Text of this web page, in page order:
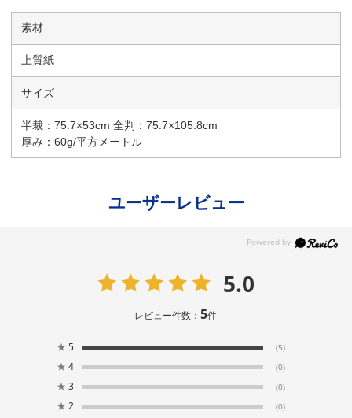
素材
上質紙
サイズ
半裁：75.7×53cm 全判：75.7×105.8cm
厚み：60g/平方メートル
ユーザーレビュー
5.0
レビュー件数：5件
★ 5 (5)
★ 4 (0)
★ 3 (0)
★ 2 (0)